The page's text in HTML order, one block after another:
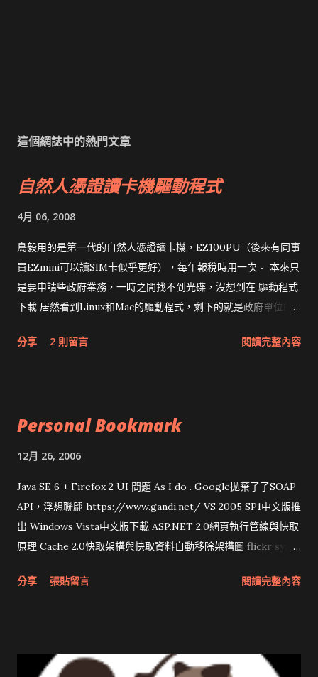
這個網誌中的熱門文章
自然人憑證讀卡機驅動程式
4月 06, 2008
鳥毅用的是第一代的自然人憑證讀卡機，EZ100PU（後來有同事
買EZmini可以讀SIM卡似乎更好），每年報稅時用一次。 本來只
是要申請些政府業務，一時之間找不到光碟，沒想到在 驅動程式
下載 居然看到Linux和Mac的驅動程式，剩下的就是政府單位的
分享 2 則留言 閱讀完整內容
Personal Bookmark
12月 26, 2006
Java SE 6 + Firefox 2 UI 問題 As I do . Google拋棄了了SOAP
API，浮想聯翩 https://www.gandi.net/ VS 2005 SP1中文版推
出 Windows Vista中文版下載 ASP.NET 2.0網頁執行管線與快取
原理 Cache 2.0快取架構與快取資料自動移除架構圖 flickr sync
圖治推動改革 Wait and see 國內某SOC疑遭駭客入侵 大砲開講
分享 張貼留言 閱讀完整內容